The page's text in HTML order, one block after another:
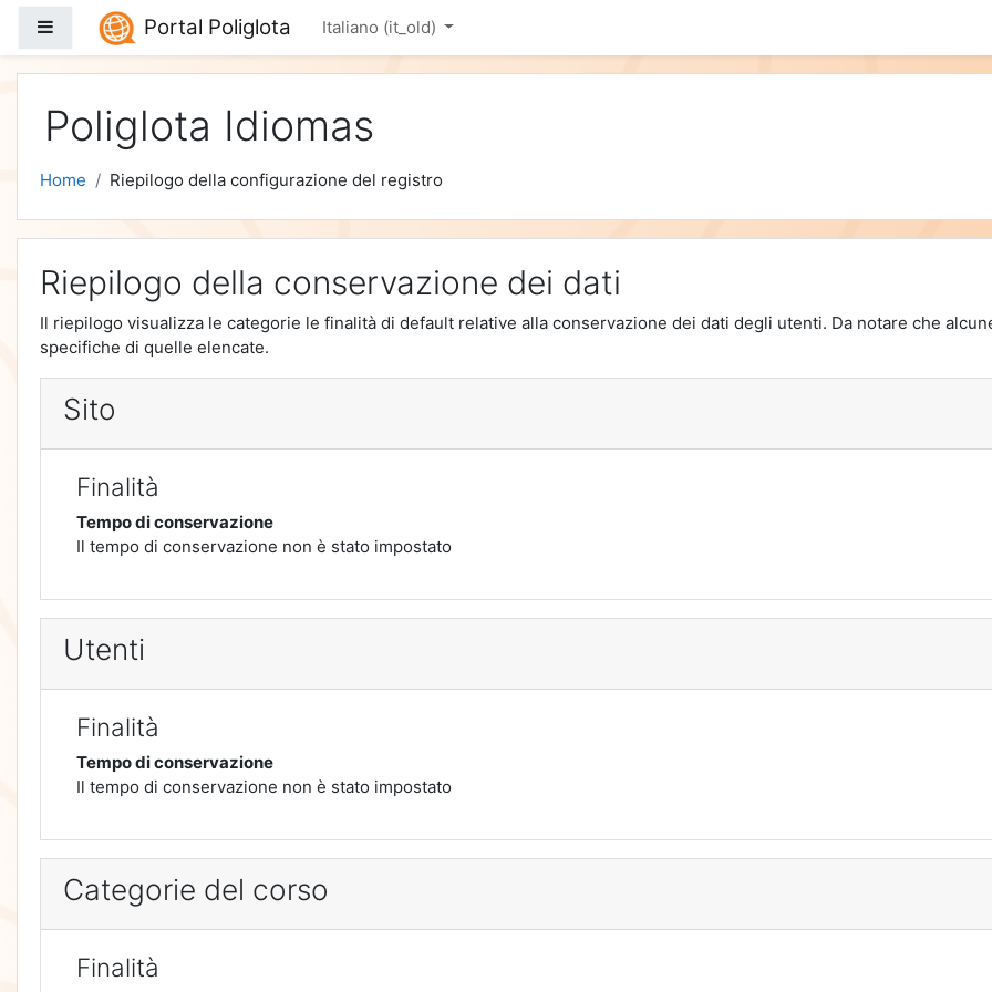
Vai al contenuto principale
Pannello lateralePortal Poliglota Italiano ‎(it_old)‎
Poliglota Idiomas
Home Riepilogo della configurazione del registro
Riepilogo della conservazione dei dati
Il riepilogo visualizza le categorie le finalità di default relative alla conservazione dei dati degli utenti. Da notare che
specifiche di quelle elencate.
Sito
Finalità
Tempo di conservazione
Il tempo di conservazione non è stato impostato
Utenti
Finalità
Tempo di conservazione
Il tempo di conservazione non è stato impostato
Categorie del corso
Finalità